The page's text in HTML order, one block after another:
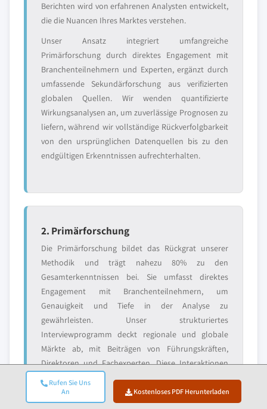
Rufen Sie Uns
An
Kostenloses PDF Herunterladen
Berichten wird von erfahrenen Analysten entwickelt,
die die Nuancen Ihres Marktes verstehen.
Unser Ansatz integriert umfangreiche
Primärforschung durch direktes Engagement mit
Branchenteilnehmern und Experten, ergänzt durch
umfassende Sekundärforschung aus verifizierten
globalen Quellen. Wir wenden quantifizierte
Wirkungsanalysen an, um zuverlässige Prognosen zu
liefern, während wir vollständige Rückverfolgbarkeit
von den ursprünglichen Datenquellen bis zu den
endgültigen Erkenntnissen aufrechterhalten.
2. Primärforschung
Die Primärforschung bildet das Rückgrat unserer
Methodik und trägt nahezu 80% zu den
Gesamterkenntnissen bei. Sie umfasst direktes
Engagement mit Branchenteilnehmern, um
Genauigkeit und Tiefe in der Analyse zu
gewährleisten. Unser strukturiertes
Interviewprogramm deckt regionale und globale
Märkte ab, mit Beiträgen von Führungskräften,
Direktoren und Fachexperten. Diese Interaktionen
bieten strategische, operative und technische
Perspektiven und ermöglichen umfassende Einblicke
und zuverlässige Marktprognosen.